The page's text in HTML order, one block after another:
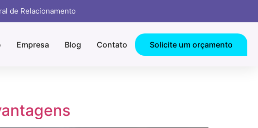
de Relacionamento
Empresa Blog Contato Solicite um orçamento